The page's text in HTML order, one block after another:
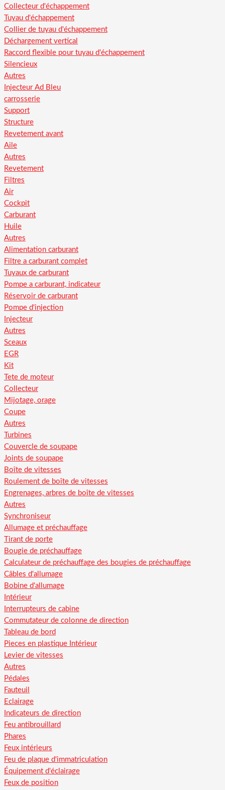
Collecteur d'échappement
Tuyau d'échappement
Collier de tuyau d'échappement
Déchargement vertical
Raccord flexible pour tuyau d'échappement
Silencieux
Autres
Injecteur Ad Bleu
carrosserie
Support
Structure
Revetement avant
Aile
Autres
Revetement
Filtres
Air
Cockpit
Carburant
Huile
Autres
Alimentation carburant
Filtre a carburant complet
Tuyaux de carburant
Pompe a carburant, indicateur
Réservoir de carburant
Pompe d'injection
Injecteur
Autres
Sceaux
EGR
Kit
Tete de moteur
Collecteur
Mijotage, orage
Coupe
Autres
Turbines
Couvercle de soupape
Joints de soupape
Boîte de vitesses
Roulement de boîte de vitesses
Engrenages, arbres de boîte de vitesses
Autres
Synchroniseur
Allumage et préchauffage
Tirant de porte
Bougie de préchauffage
Calculateur de préchauffage des bougies de préchauffage
Câbles d'allumage
Bobine d'allumage
Intérieur
Interrupteurs de cabine
Commutateur de colonne de direction
Tableau de bord
Pieces en plastique Intérieur
Levier de vitesses
Autres
Pédales
Fauteuil
Eclairage
Indicateurs de direction
Feu antibrouillard
Phares
Feux intérieurs
Feu de plaque d'immatriculation
Équipement d'éclairage
Feux de position